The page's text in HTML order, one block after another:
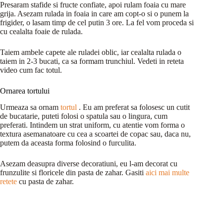
Presaram stafide si fructe confiate, apoi rulam foaia cu mare
grija. Asezam rulada in foaia in care am copt-o si o punem la
frigider, o lasam timp de cel putin 3 ore. La fel vom proceda si
cu cealalta foaie de rulada.
Taiem ambele capete ale ruladei oblic, iar cealalta rulada o
taiem in 2-3 bucati, ca sa formam trunchiul. Vedeti in reteta
video cum fac totul.
Ornarea tortului
Urmeaza sa ornam tortul . Eu am preferat sa folosesc un cutit
de bucatarie, puteti folosi o spatula sau o lingura, cum
preferati. Intindem un strat uniform, cu atentie vom forma o
textura asemanatoare cu cea a scoartei de copac sau, daca nu,
putem da aceasta forma folosind o furculita.
Asezam deasupra diverse decoratiuni, eu l-am decorat cu
frunzulite si floricele din pasta de zahar. Gasiti aici mai multe
retete cu pasta de zahar.